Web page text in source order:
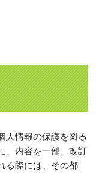
人情報の保護を図る
、内容を一部、改訂
る際には、その都